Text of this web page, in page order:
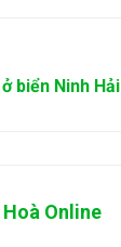
biển Ninh Hải
Online